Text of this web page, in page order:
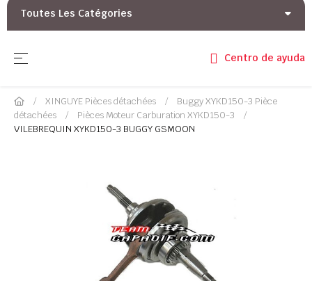
Toutes Les Catégories
Basculer la navigation
☰ Centro de ayuda
XINGUYE Pièces détachées
Buggy XYKD150-3 Pièce
détachées
Pièces Moteur Carburation XYKD150-3
VILEBREQUIN XYKD150-3 BUGGY GSMOON